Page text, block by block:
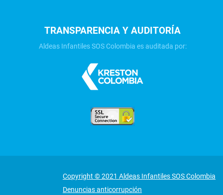
TRANSPARENCIA Y AUDITORÍA
Aldeas Infantiles SOS Colombia es auditada por:
Copyright © 2021 Aldeas Infantiles SOS Colombia
Denuncias anticorrupción